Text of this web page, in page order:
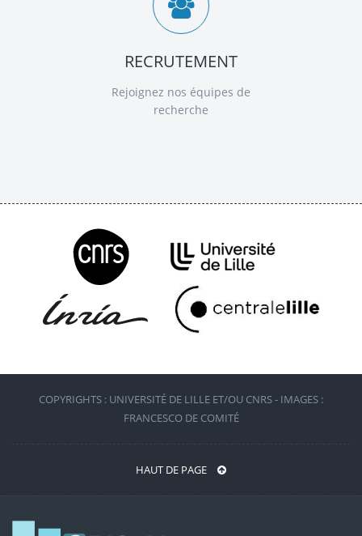
RECRUTEMENT
Rejoignez nos équipes de
recherche
COPYRIGHTS : UNIVERSITÉ DE LILLE ET/OU CNRS - IMAGES :
FRANCESCO DE COMITÉ
HAUT DE PAGE